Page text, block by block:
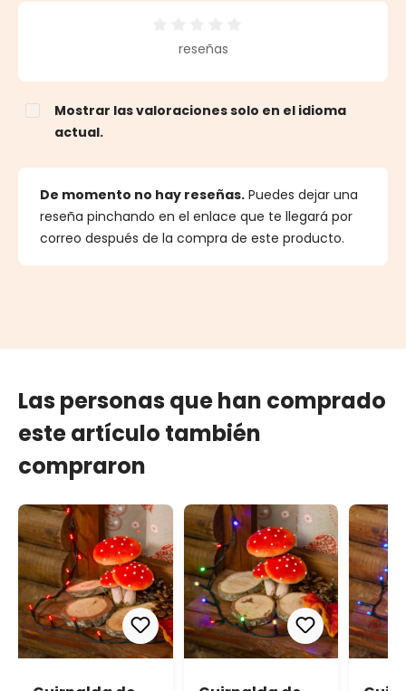
Calificación promedio de 0 de 5 estrellas
reseñas
Mostrar las valoraciones solo en el idioma
actual.
De momento no hay reseñas. Puedes dejar una
reseña pinchando en el enlace que te llegará por
correo después de la compra de este producto.
Las personas que han comprado
este artículo también
compraron